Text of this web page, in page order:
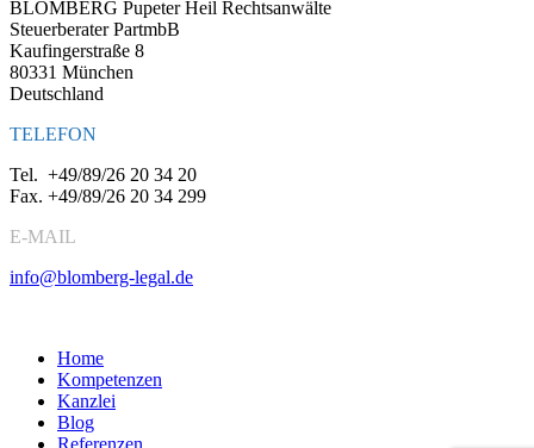
BLOMBERG Pupeter Heil Rechtsanwälte
Steuerberater PartmbB
Kaufingerstraße 8
80331 München
Deutschland
TELEFON
Tel. +49/89/26 20 34 20
Fax. +49/89/26 20 34 299
E-MAIL
info@blomberg-legal.de
Home
Kompetenzen
Kanzlei
Blog